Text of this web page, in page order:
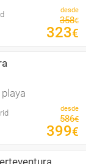
desde
358€
323€
desde
586€
399€